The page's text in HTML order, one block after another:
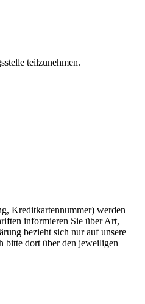
teilzunehmen.
Kreditkartennummer) werden
informieren Sie über Art,
bezieht sich nur auf unsere
bitte dort über den jeweiligen